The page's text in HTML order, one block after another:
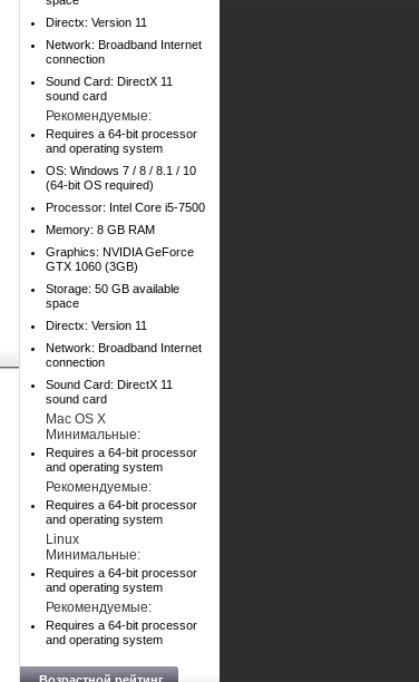
Directx: Version 11
Network: Broadband Internet
connection
Sound Card: DirectX 11
sound card
Рекомендуемые:
Requires a 64-bit processor
and operating system
OS: Windows 7 / 8 / 8.1 / 10
(64-bit OS required)
Processor: Intel Core i5-7500
Memory: 8 GB RAM
Graphics: NVIDIA GeForce
GTX 1060 (3GB)
Storage: 50 GB available
space
Directx: Version 11
Network: Broadband Internet
connection
Sound Card: DirectX 11
sound card
Mac OS X
Минимальные:
Requires a 64-bit processor
and operating system
Рекомендуемые:
Requires a 64-bit processor
and operating system
Linux
Минимальные:
Requires a 64-bit processor
and operating system
Рекомендуемые:
Requires a 64-bit processor
and operating system